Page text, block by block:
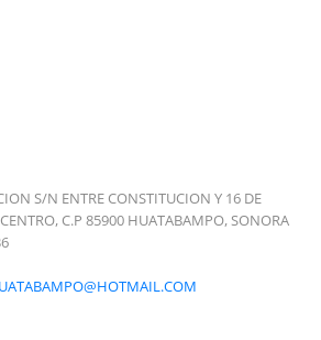
S/N ENTRE CONSTITUCION Y 16 DE
C.P 85900 HUATABAMPO, SONORA